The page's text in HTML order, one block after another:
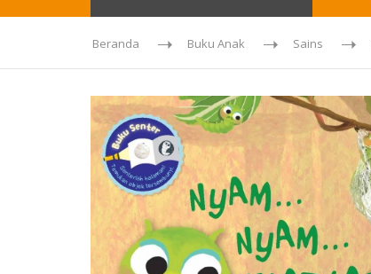
Beranda Buku Anak Sains